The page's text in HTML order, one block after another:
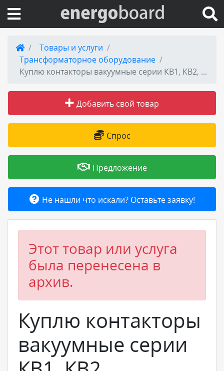
Вход на сайт
Поиск по сайту
Публикации
Справка
Товары и услуги
Добавить товар или услугу
Товары и услуги
Трансформаторное оборудование
Куплю контакторы вакуумные серии КВ1, КВ2, Самовывоз по России.
Добавить свой товар
Спрос
Предложение
Не нашли что искали? Оставьте заявку!
Этот товар или услуга
была перенесена в
архив.
Куплю контакторы
вакуумные серии